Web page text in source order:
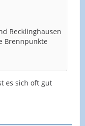
Recklinghausen
Brennpunkte
es sich oft gut